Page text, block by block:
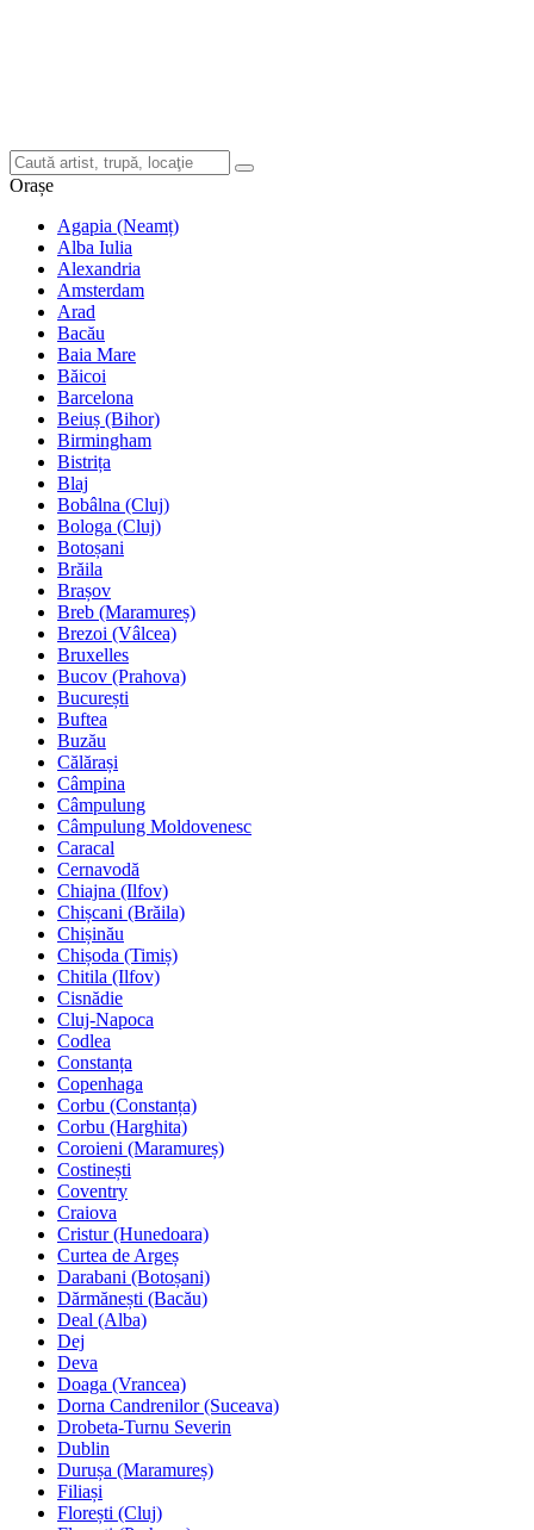
Orașe
Agapia (Neamț)
Alba Iulia
Alexandria
Amsterdam
Arad
Bacău
Baia Mare
Băicoi
Barcelona
Beiuș (Bihor)
Birmingham
Bistrița
Blaj
Bobâlna (Cluj)
Bologa (Cluj)
Botoșani
Brăila
Brașov
Breb (Maramureș)
Brezoi (Vâlcea)
Bruxelles
Bucov (Prahova)
București
Buftea
Buzău
Călărași
Câmpina
Câmpulung
Câmpulung Moldovenesc
Caracal
Cernavodă
Chiajna (Ilfov)
Chișcani (Brăila)
Chișinău
Chișoda (Timiș)
Chitila (Ilfov)
Cisnădie
Cluj-Napoca
Codlea
Constanța
Copenhaga
Corbu (Constanța)
Corbu (Harghita)
Coroieni (Maramureș)
Costinești
Coventry
Craiova
Cristur (Hunedoara)
Curtea de Argeș
Darabani (Botoșani)
Dărmănești (Bacău)
Deal (Alba)
Dej
Deva
Doaga (Vrancea)
Dorna Candrenilor (Suceava)
Drobeta-Turnu Severin
Dublin
Durușa (Maramureș)
Filiași
Florești (Cluj)